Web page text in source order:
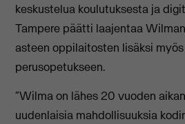
keskustelua koulutuksesta ja
Tampere päätti laajentaa
asteen oppilaitosten lisäksi
perusopetukseen.
”Wilma on lähes 20 vuoden
uudenlaisia mahdollisuuksia